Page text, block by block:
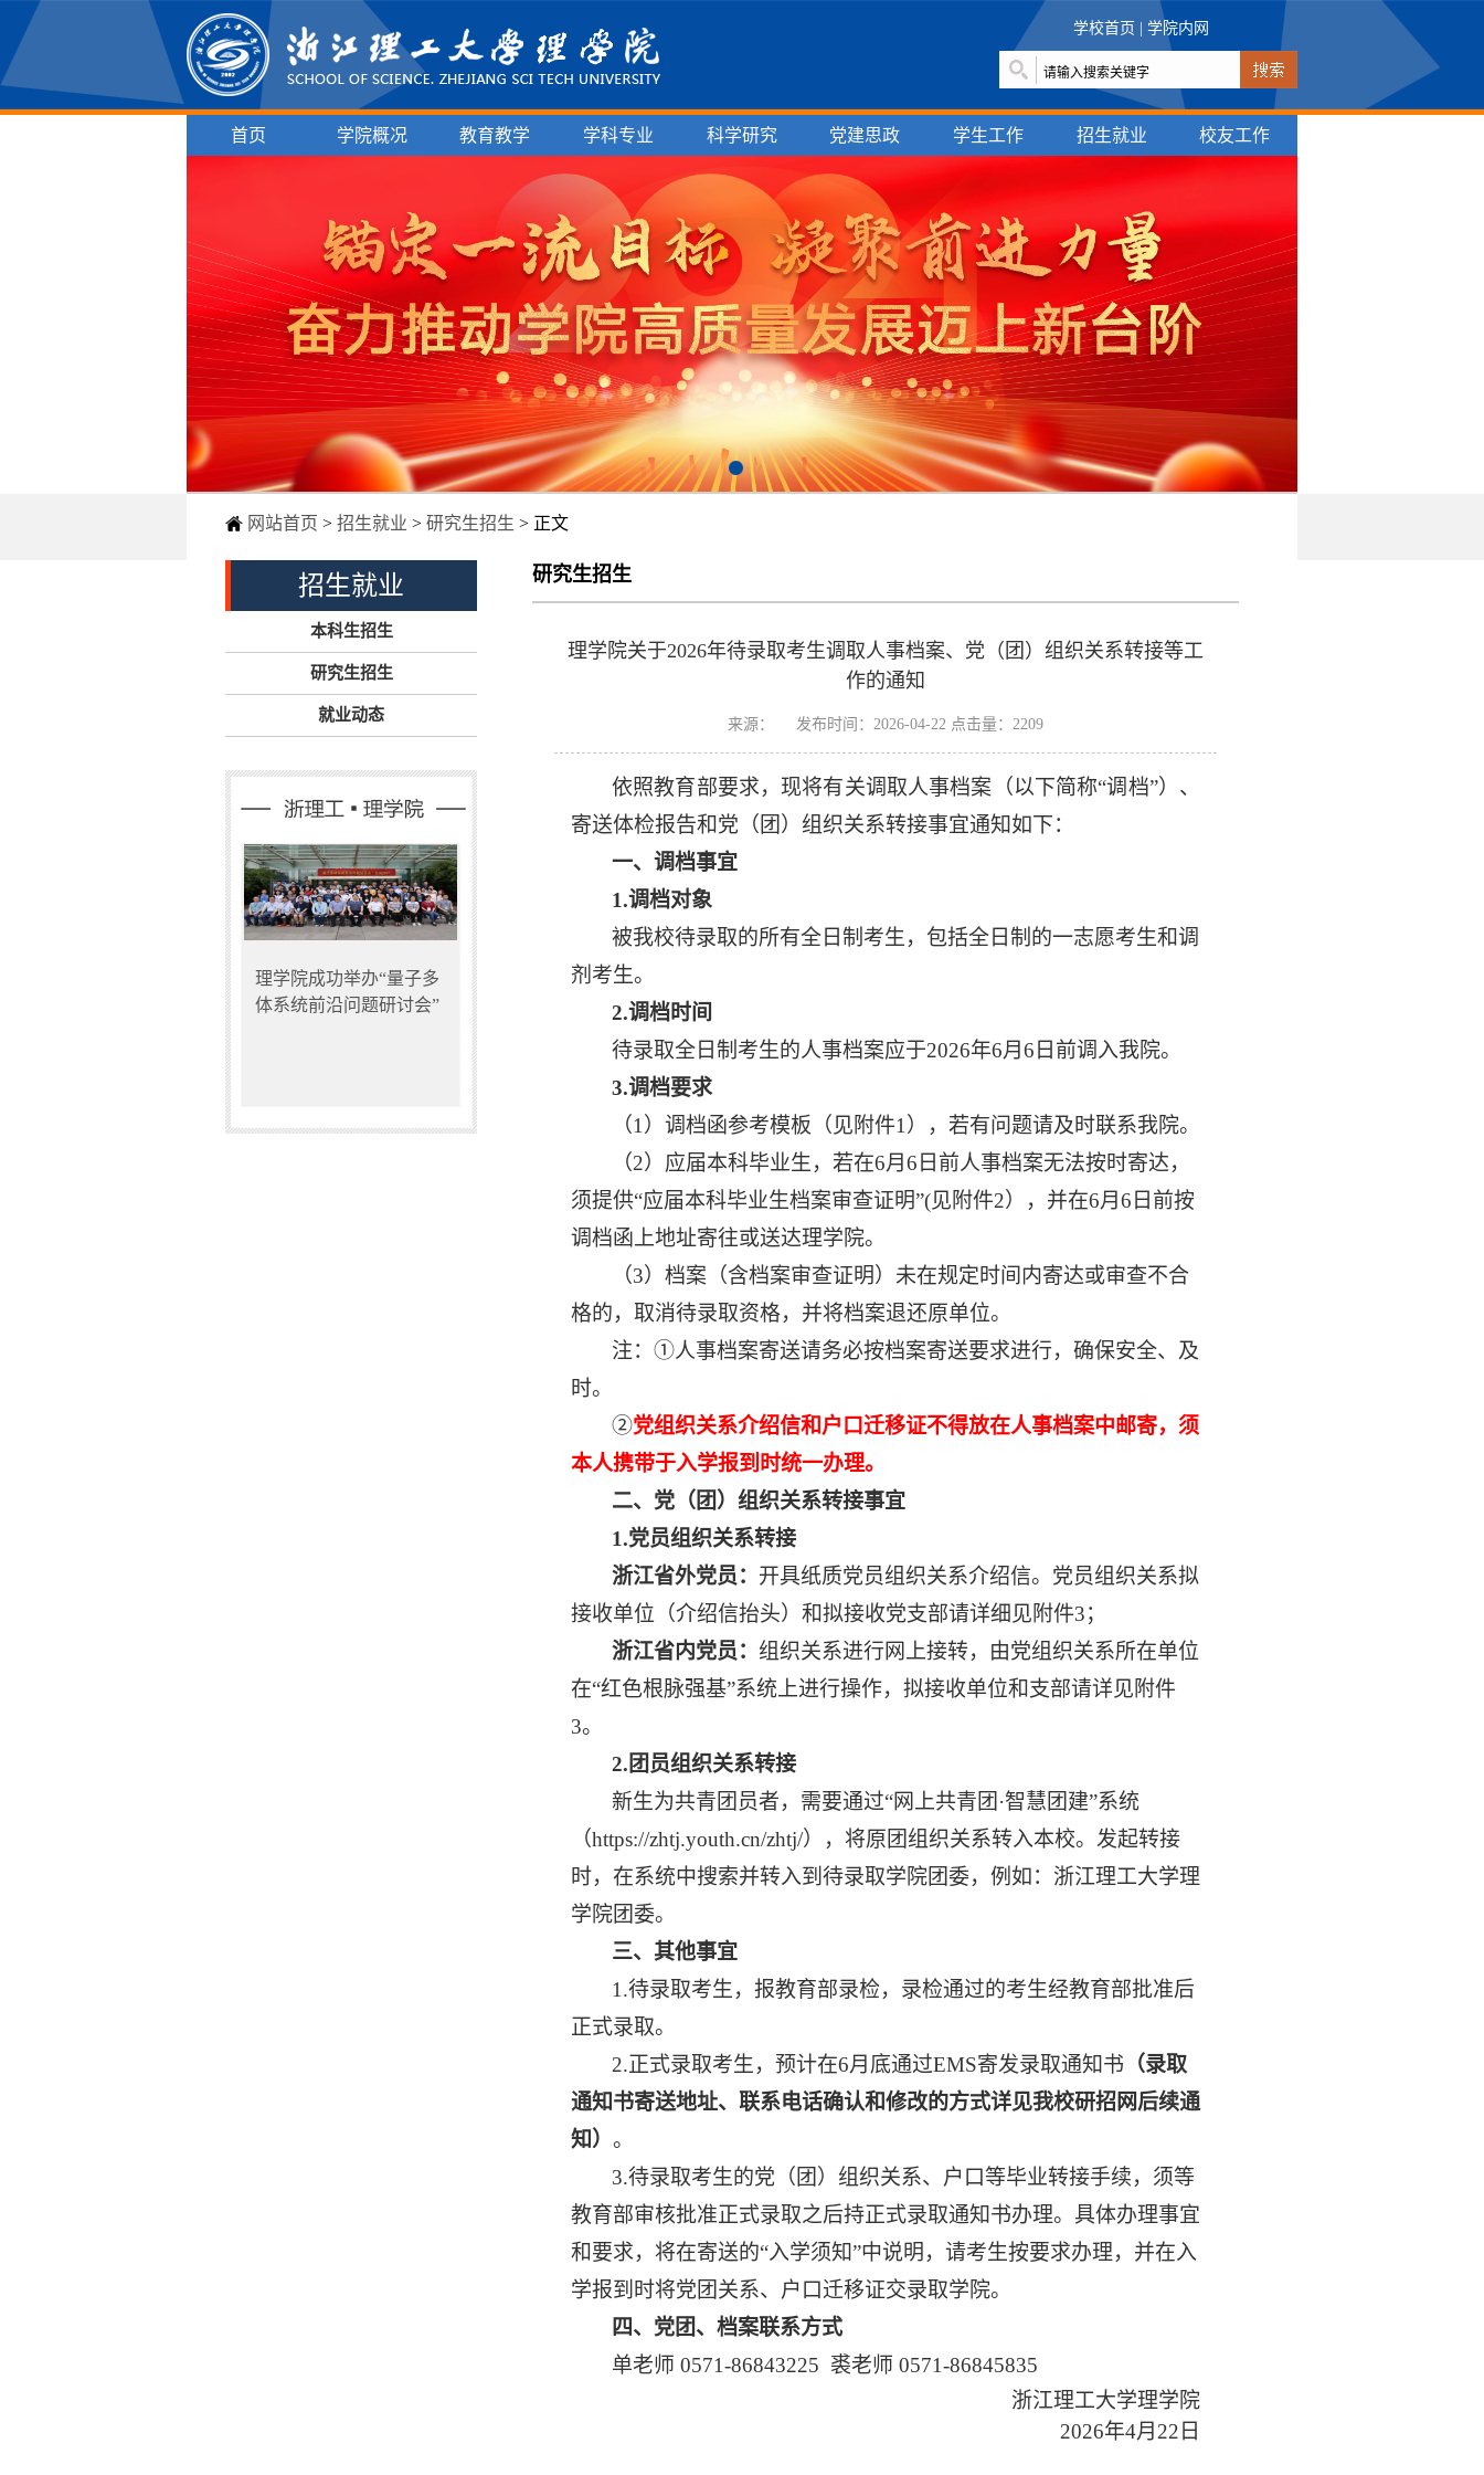
学校首页 学院内网
首页 学院概况 教育教学 学科专业 科学研究 党建思政 学生工作 招生就业 校友工作
网站首页 > 招生就业 > 研究生招生 > 正文
招生就业
本科生招生
研究生招生
就业动态
理学院成功举办“量子多
体系统前沿问题研讨会”
研究生招生
理学院关于2026年待录取考生调取人事档案、党（团）组织关系转接等工
作的通知
来源： 发布时间：2026-04-22 点击量： 2209
依照教育部要求，现将有关调取人事档案（以下简称“调档”）、
寄送体检报告和党（团）组织关系转接事宜通知如下：
一、调档事宜
1.调档对象
被我校待录取的所有全日制考生，包括全日制的一志愿考生和调
剂考生。
2.调档时间
待录取全日制考生的人事档案应于2026年6月6日前调入我院。
3.调档要求
（1）调档函参考模板（见附件1），若有问题请及时联系我院。
（2）应届本科毕业生，若在6月6日前人事档案无法按时寄达，
须提供“应届本科毕业生档案审查证明”(见附件2），并在6月6日前按
调档函上地址寄往或送达理学院。
（3）档案（含档案审查证明）未在规定时间内寄达或审查不合
格的，取消待录取资格，并将档案退还原单位。
注： ①人事档案寄送请务必按档案寄送要求进行，确保安全、及
时。
②党组织关系介绍信和户口迁移证不得放在人事档案中邮寄，须
本人携带于入学报到时统一办理。
二、党（团）组织关系转接事宜
1.党员组织关系转接
浙江省外党员： 开具纸质党员组织关系介绍信。党员组织关系拟
接收单位（介绍信抬头）和拟接收党支部请详细见附件3；
浙江省内党员： 组织关系进行网上接转，由党组织关系所在单位
在“红色根脉强基”系统上进行操作，拟接收单位和支部请详见附件
3。
2.团员组织关系转接
新生为共青团员者，需要通过“网上共青团·智慧团建”系统
（https://zhtj.youth.cn/zhtj/），将原团组织关系转入本校。发起转接
时，在系统中搜索并转入到待录取学院团委，例如：浙江理工大学理
学院团委。
三、其他事宜
1.待录取考生，报教育部录检，录检通过的考生经教育部批准后
正式录取。
2.正式录取考生，预计在6月底通过EMS寄发录取通知书 （录取
通知书寄送地址、联系电话确认和修改的方式详见我校研招网后续通
知） 。
3.待录取考生的党（团）组织关系、户口等毕业转接手续，须等
教育部审核批准正式录取之后持正式录取通知书办理。具体办理事宜
和要求，将在寄送的“入学须知”中说明，请考生按要求办理，并在入
学报到时将党团关系、户口迁移证交录取学院。
四、 党团、档案联系方式
单老师 0571-86843225 裘老师 0571-86845835
浙江理工大学理学院
2026年4月22日